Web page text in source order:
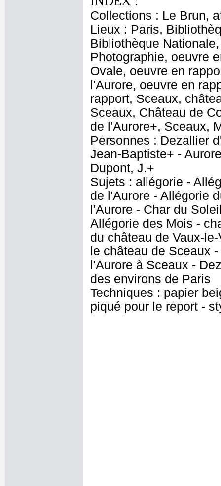
Collections : Le Brun,
Lieux : Paris,
Bibliothèque
Photographie, oeuvre
Ovale, oeuvre en
l'Aurore, oeuvre en
rapport, Sceaux,
Sceaux, Château de
de l'Aurore+, Sceaux,
Personnes : Dezallier
Jean-Baptiste+ -
Dupont, J.+
Sujets : allégorie -
de l'Aurore - Allégorie
l'Aurore - Char du
Allégorie des Mois -
du château de Vaux-
le château de Sceaux
l'Aurore à Sceaux -
des environs de Paris
Techniques : papier
piqué pour le report -